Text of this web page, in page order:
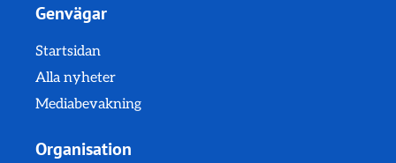
Genvägar
Startsidan
Alla nyheter
Mediabevakning
Organisation